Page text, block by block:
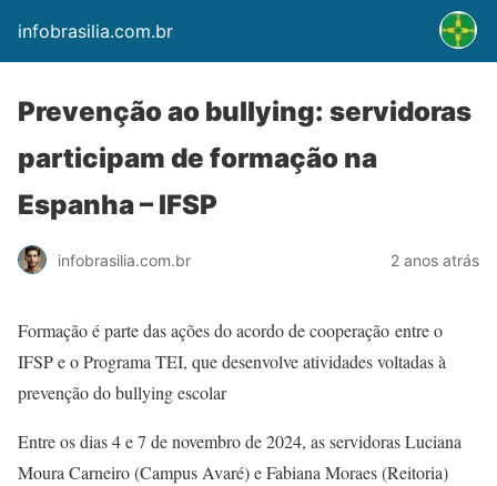
infobrasilia.com.br
Prevenção ao bullying: servidoras
participam de formação na
Espanha – IFSP
infobrasilia.com.br 2 anos atrás
Formação é parte das ações do acordo de cooperação entre o
IFSP e o Programa TEI, que desenvolve atividades voltadas à
prevenção do bullying escolar
Entre os dias 4 e 7 de novembro de 2024, as servidoras Luciana
Moura Carneiro (Campus Avaré) e Fabiana Moraes (Reitoria)